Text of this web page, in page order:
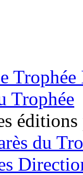
Trophée
éditions
du